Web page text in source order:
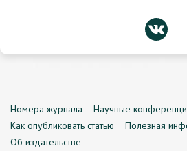
Номера журнала Научные
Как опубликовать статью
Полезная
Об издательстве